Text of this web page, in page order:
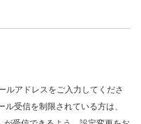
ルアドレスをご入力してくださ
受信を制限されている方は、